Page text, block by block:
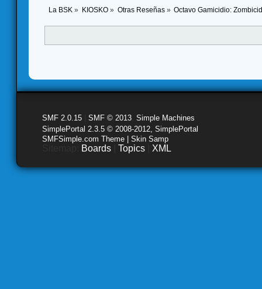
La BSK » KIOSKO» Otras Reseñas» Octavo Gamicidio:
SMF 2.0.15 SMF © 2013 Simple Machines
SimplePortal 2.3.5 © 2008-2012, SimplePortal
SMFSimple.com Theme | Skin Samp
Boards Topics XML